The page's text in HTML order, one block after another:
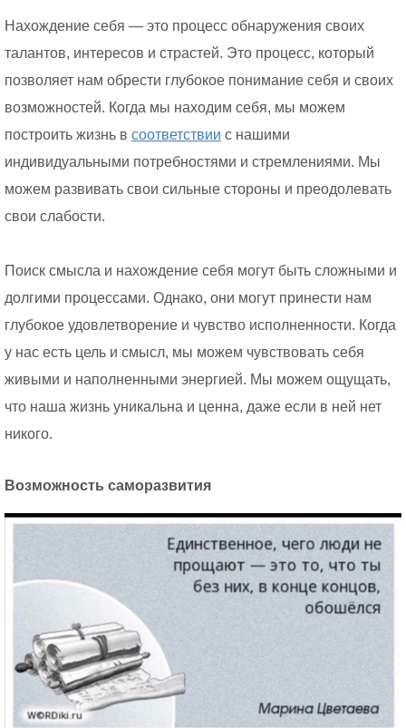
Нахождение себя — это процесс обнаружения своих
талантов, интересов и страстей. Это процесс, который
позволяет нам обрести глубокое понимание себя и своих
возможностей. Когда мы находим себя, мы можем
построить жизнь в соответствии с нашими
индивидуальными потребностями и стремлениями. Мы
можем развивать свои сильные стороны и преодолевать
свои слабости.
Поиск смысла и нахождение себя могут быть сложными и
долгими процессами. Однако, они могут принести нам
глубокое удовлетворение и чувство исполненности. Когда
у нас есть цель и смысл, мы можем чувствовать себя
живыми и наполненными энергией. Мы можем ощущать,
что наша жизнь уникальна и ценна, даже если в ней нет
никого.
Возможность саморазвития